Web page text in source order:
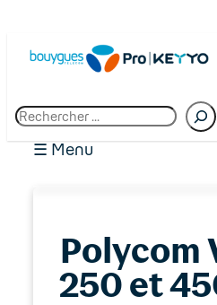
R
e
c
☰ Menu
Pro
02. Espace client :
Polycom
250 et